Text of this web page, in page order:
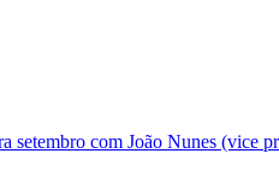
com João Nunes (vice